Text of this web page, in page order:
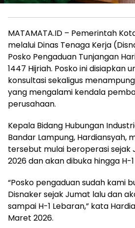
MATAMATA.ID – Pemerintah
melalui Dinas Tenaga Kerja
Posko Pengaduan Tunjangan
1447 Hijriah. Posko ini disiapkan
konsultasi sekaligus
yang mengalami kendala
perusahaan.
Kepala Bidang Hubungan
Bandar Lampung, Hardiansyah,
tersebut mulai beroperasi sejak
2026 dan akan dibuka hingga H-
“Posko pengaduan sudah kami
Disnaker sejak Jumat lalu dan
sampai H-1 Lebaran,” kata
Maret 2026.